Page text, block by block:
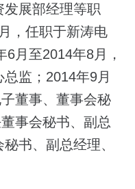
展部经理等职
，任职于新涛电
月至2014年8月，
监；2014年9月
董事、董事会秘
事会秘书、副总
书、副总经理、